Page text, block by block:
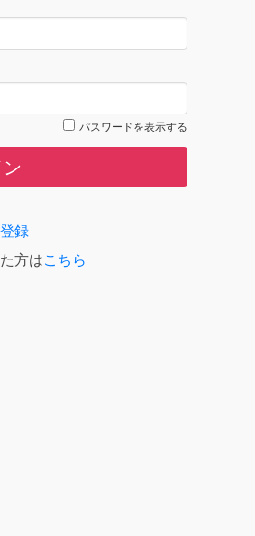
パスワードを表示する
録
方はこちら